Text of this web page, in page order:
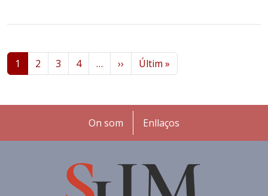
Paginació
1 2 3 4 … ›› Pàgina següent
Últim »
Peu
On som Enllaços